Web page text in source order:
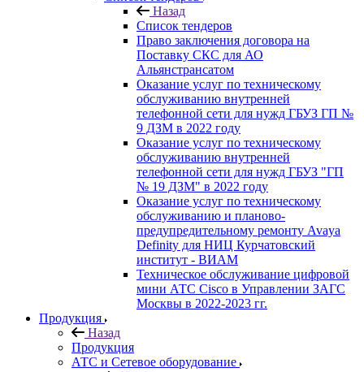
Назад
Список тендеров
Право заключения договора на
Поставку СКС для АО
Альянстрансатом
Оказание услуг по техническому
обслуживанию внутренней
телефонной сети для нужд ГБУЗ ГП №
9 ДЗМ в 2022 году
Оказание услуг по техническому
обслуживанию внутренней
телефонной сети для нужд ГБУЗ "ГП
№ 19 ДЗМ" в 2022 году
Оказание услуг по техническому
обслуживанию и планово-
предупредительному ремонту Avaya
Definity для НИЦ Курчатовский
институт - ВИАМ
Техническое обслуживание цифровой
мини АТС Cisco в Управлении ЗАГС
Москвы в 2022-2023 гг.
Продукция
Назад
Продукция
АТС и Сетевое оборудование